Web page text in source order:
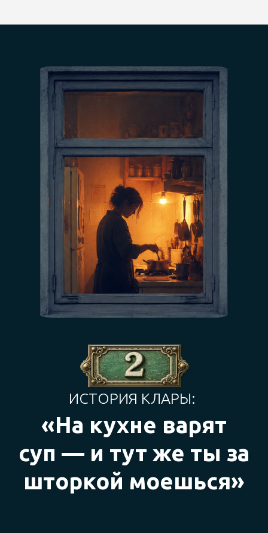
Я спросила друзей, которые мне эту квартиру
«сосватали»: мол, вы чего мне не сказали?
А они мне ответили: нормально же все, кухня
вот со своей плитой, все близко, санузел
всегда в порядке и тараканов нет. А
я в Сибири своей привыкла, что батареи
всегда раскалены, например.
Конечно, если бы я тогда выбирала
с помощью какого-то сервиса, то увидела бы
фото, описания и хоть подготовилась!
А так — это были интересные два месяца.
Совет
Если вы не хотите, чтобы
потенциальный арендатор при
просмотре упал в обморок, потому что
оказался морально не готов,
подготовьте помещение к показам
заранее: мелкий ремонт, базовая